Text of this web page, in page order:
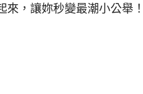
，讓妳秒變最潮小公舉！